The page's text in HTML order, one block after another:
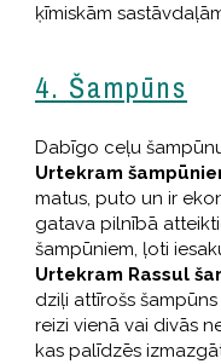
ķīmiskām
4. Šampūns
Dabīgo ceļu
Urtekram
matus, puto un ir
gatava pilnībā
šampūniem, ļoti
Urtekram Rassul
dziļi attīrošs
reizi vienā vai divās
kas palīdzēs